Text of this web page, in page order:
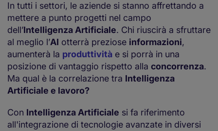
In tutti i settori, le aziende si stanno affrettando a
mettere a punto progetti nel campo
dell’Intelligenza Artificiale. Chi riuscirà a sfruttare
al meglio l’AI otterrà preziose informazioni,
aumenterà la produttività e si porrà in una
posizione di vantaggio rispetto alla concorrenza.
Ma qual è la correlazione tra Intelligenza
Artificiale e lavoro?
Con Intelligenza Artificiale si fa riferimento
all'integrazione di tecnologie avanzate in diversi